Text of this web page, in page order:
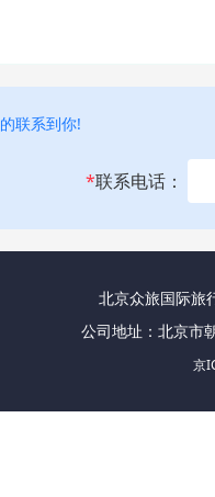
联系到你!
*联系电话：
北京众旅国际旅
公司地址：北京市
京